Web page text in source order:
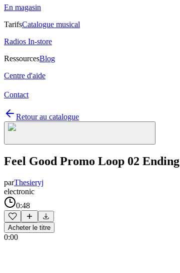
En magasin
TarifsCatalogue musical
Radios In-store
RessourcesBlog
Centre d'aide
Contact
Retour au catalogue
Feel Good Promo Loop 02 Ending
parThesieryj
electronic
0:48
Acheter le titre
0:00